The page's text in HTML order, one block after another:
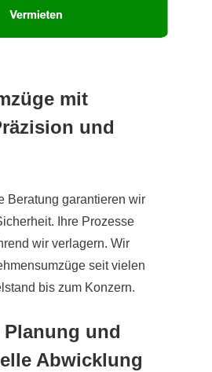
mit
und
Beratung garantieren wir
Ihre Prozesse
wir verlagern. Wir
seit vielen
bis zum Konzern.
und
Abwicklung